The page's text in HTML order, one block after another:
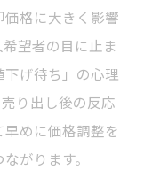
格に大きく影響
望者の目に止ま
げ待ち」の心理
り出し後の反応
めに価格調整を
がります。